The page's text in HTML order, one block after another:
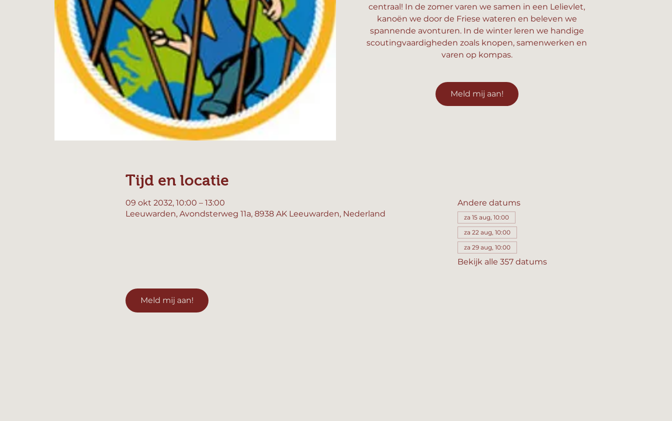
centraal! In de zomer varen we samen in een Lelievlet,
kanoën we door de Friese wateren en beleven we
spannende avonturen. In de winter leren we handige
scoutingvaardigheden zoals knopen, samenwerken en
varen op kompas.
Meld mij aan!
Tijd en locatie
09 okt 2032, 10:00 – 13:00
Leeuwarden, Avondsterweg 11a, 8938 AK Leeuwarden, Nederland
Andere datums
za 15 aug, 10:00
za 22 aug, 10:00
za 29 aug, 10:00
Bekijk alle 357 datums
Meld mij aan!